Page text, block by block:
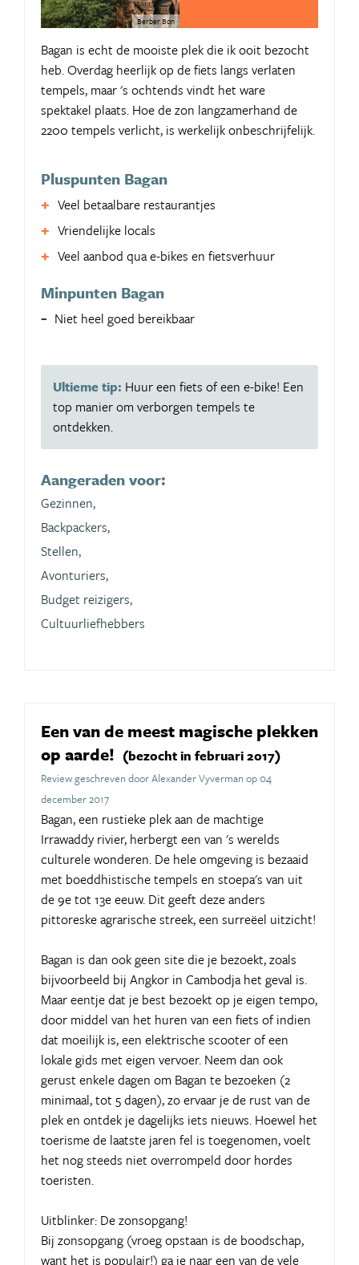
Berber Bon
Bagan is echt de mooiste plek die ik ooit bezocht
heb. Overdag heerlijk op de fiets langs verlaten
tempels, maar 's ochtends vindt het ware
spektakel plaats. Hoe de zon langzamerhand de
2200 tempels verlicht, is werkelijk onbeschrijfelijk.
Pluspunten Bagan
Veel betaalbare restaurantjes
Vriendelijke locals
Veel aanbod qua e-bikes en fietsverhuur
Minpunten Bagan
Niet heel goed bereikbaar
Ultieme tip: Huur een fiets of een e-bike! Een
top manier om verborgen tempels te
ontdekken.
Aangeraden voor:
Gezinnen,
Backpackers,
Stellen,
Avonturiers,
Budget reizigers,
Cultuurliefhebbers
Een van de meest magische plekken
op aarde! (bezocht in februari 2017)
Review geschreven door Alexander Vyverman op 04
december 2017
Bagan, een rustieke plek aan de machtige
Irrawaddy rivier, herbergt een van 's werelds
culturele wonderen. De hele omgeving is bezaaid
met boeddhistische tempels en stoepa's van uit
de 9e tot 13e eeuw. Dit geeft deze anders
pittoreske agrarische streek, een surreëel uitzicht!
Bagan is dan ook geen site die je bezoekt, zoals
bijvoorbeeld bij Angkor in Cambodja het geval is.
Maar eentje dat je best bezoekt op je eigen tempo,
door middel van het huren van een fiets of indien
dat moeilijk is, een elektrische scooter of een
lokale gids met eigen vervoer. Neem dan ook
gerust enkele dagen om Bagan te bezoeken (2
minimaal, tot 5 dagen), zo ervaar je de rust van de
plek en ontdek je dagelijks iets nieuws. Hoewel het
toerisme de laatste jaren fel is toegenomen, voelt
het nog steeds niet overrompeld door hordes
toeristen.
Uitblinker: De zonsopgang!
Bij zonsopgang (vroeg opstaan is de boodschap,
want het is populair!) ga je naar een van de vele